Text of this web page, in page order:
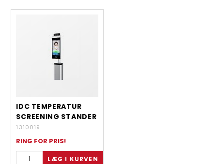
IDC TEMPERATUR
SCREENING STANDER
1310019
RING FOR PRIS!